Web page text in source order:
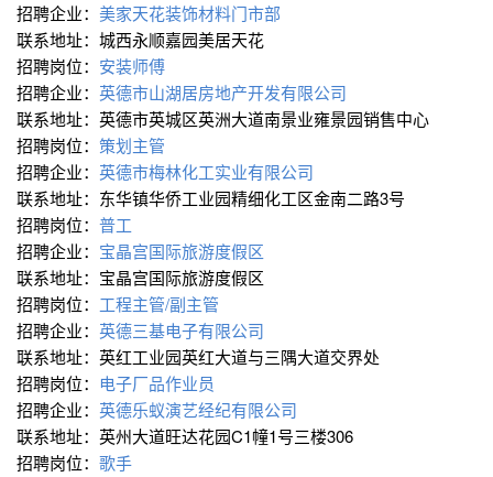
招聘企业： 美家天花装饰材料门市部
联系地址：城西永顺嘉园美居天花
招聘岗位： 安装师傅
招聘企业： 英德市山湖居房地产开发有限公司
联系地址：英德市英城区英洲大道南景业雍景园销售中心
招聘岗位： 策划主管
招聘企业： 英德市梅林化工实业有限公司
联系地址：东华镇华侨工业园精细化工区金南二路3号
招聘岗位： 普工
招聘企业： 宝晶宫国际旅游度假区
联系地址：宝晶宫国际旅游度假区
招聘岗位： 工程主管/副主管
招聘企业： 英德三基电子有限公司
联系地址：英红工业园英红大道与三隅大道交界处
招聘岗位： 电子厂品作业员
招聘企业： 英德乐蚁演艺经纪有限公司
联系地址：英州大道旺达花园C1幢1号三楼306
招聘岗位： 歌手